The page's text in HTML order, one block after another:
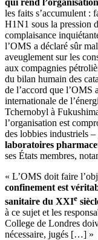
qui rend
les faits s’accumulent :
H1N1 sous la pression
complaisance
l’OMS a déclaré sûr
aveuglement sur les
aux compagnies
du bilan humain des
de l’accord que l’OMS
internationale de
Tchernobyl à
l’organisation est
des lobbies industriels
laboratoires
ses États membres,
« L’OMS doit faire
confinement est
sanitaire du XXIe
à ce sujet et les
College de Londres
nécessaire, jugés […] »